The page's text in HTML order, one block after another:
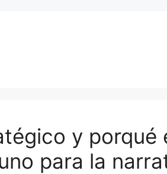
y porqué
para la